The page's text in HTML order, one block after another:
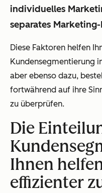
individuelles
separates
Diese Faktoren helfen
Kundensegmentierung
aber ebenso dazu,
fortwährend auf ihre
zu überprüfen.
Die
Ihnen
effizienter